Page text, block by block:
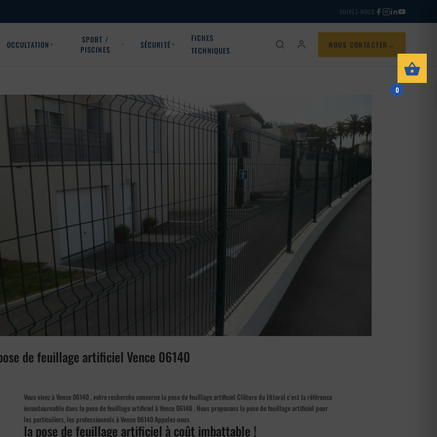
SUIVEZ-NOUS
OCCULTATION
SPORT /
PISCINES
SÉCURITÉ
FICHES
TECHNIQUES
NOUS CONTACTER
de feuillage artificiel Vence 06140
Vous vivez à Vence 06140 , votre recherche concerne la pose de feuillage artificiel Clôture du littoral c’est la référence
incontournable dans la pose de feuillage artificiel à Vence 06140 . Nous proposons la pose de feuillage artificiel pour
les particuliers, les professionnels à Vence 06140 Appelez-nous
la pose de feuillage artificiel à coût imbattable !
0